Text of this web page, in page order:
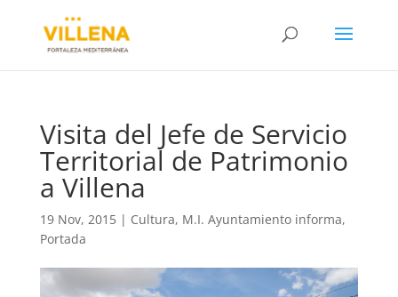
Visita del Jefe de Servicio
Territorial de Patrimonio
a Villena
19 Nov, 2015| Cultura, M.I. Ayuntamiento informa,
Portada